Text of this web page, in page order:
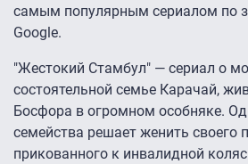
самым популярным сериалом по
Google.
"Жестокий Стамбул" — сериал о
состоятельной семье Карачай,
Босфора в огромном особняке.
семейства решает женить своего
прикованного к инвалидной